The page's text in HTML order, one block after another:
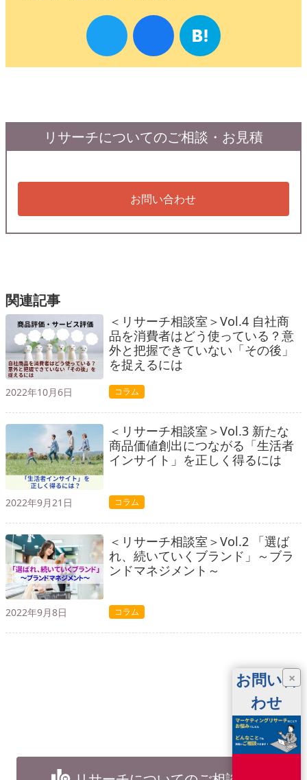
リサーチについてのご相談・お見積
お問い合わせ
関連記事
＜リサーチ相談室＞Vol.4 自社商
品を消費者はどう使っている？意
外と把握できていない「その後」
を捉えるには
2022年10月6日 コラム
＜リサーチ相談室＞Vol.3 新たな
商品価値創出につながる「生活者
インサイト」を正しく得るには
2022年9月21日 コラム
＜リサーチ相談室＞Vol.2 「選ば
れ、続いていくブランド」～ブラ
ンドマネジメント～
2022年9月8日 コラム
×
お問い合
わせ